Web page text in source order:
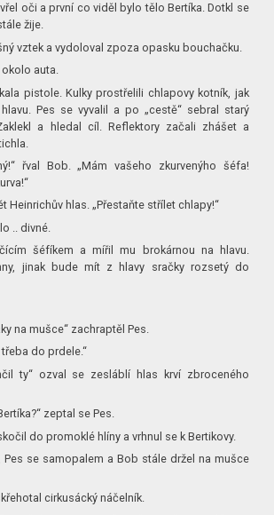
oči a první co viděl bylo tělo Bertíka. Dotkl se
žije.
vztek a vydoloval zpoza opasku bouchačku.
auta.
pistole. Kulky prostřelili chlapovy kotník, jak
Pes se vyvalil a po „cestě“ sebral starý
a hledal cíl. Reflektory začali zhášet a
řval Bob. „Mám vašeho zkurvenýho šéfa!
Heinrichův hlas. „Přestaňte střílet chlapy!“
.. divné.
šéfíkem a mířil mu brokárnou na hlavu.
jinak bude mít z hlavy sračky rozsetý do
na mušce“ zachraptěl Pes.
do prdele.“
ty“ ozval se zesláblí hlas krví zbroceného
zeptal se Pes.
do promoklé hlíny a vrhnul se k Bertikovy.
Pes se samopalem a Bob stále držel na mušce
cirkusácký náčelník.